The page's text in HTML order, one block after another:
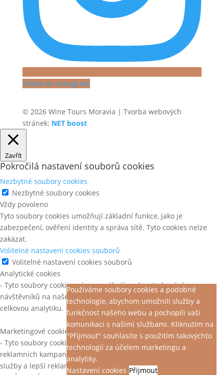
Follow on Instagram
© 2026 Wine Tours Moravia | Tvorba webových
stránek: NET boost
Používáme soubory cookies a podobné
technologie, abychom umožnili služby a
funkčnost našeho webu a pochopili vaši
komunikaci s našimi službami. Kliknutím na
"Přijmout" souhlasíte s použitím takovýchto
technologií za účelem marketingu a
analytiky.
Nastavení cookies Přijmout
Zavřít
Pokročilá nastavení souborů cookies
Nezbytné soubory cookies
Nezbytné soubory cookies
Vždy povoleno
Tyto soubory cookies umožňují základní funkce, jako je
zabezpečení, ověření identity a správa sítě. Tyto cookies nelze
zakázat.
Volitelné nastavení cookies souborů
Volitelné nastavení cookies souborů
Analytické cookies
- Tyto soubory cookies nám pomáhají pochopit chování
návštěvníků na našem webu, objevit chyby a poskytnout lepší
celkovou analytiku.
Marketingové cookies
- Tyto soubory cookies jsou použity ke sledování efektivity
reklamních kampaní, abychom mohli poskytnout relevantnější
služby a lepší reklamy podle vašich zájmů.